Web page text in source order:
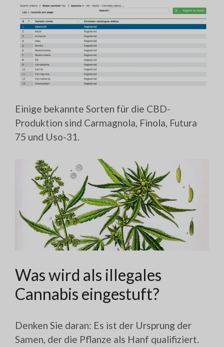
Einige bekannte Sorten für die CBD-
Produktion sind Carmagnola, Finola, Futura
75 und Uso-31.
Was wird als illegales
Cannabis eingestuft?
Denken Sie daran: Es ist der Ursprung der
Samen, der die Pflanze als Hanf qualifiziert.